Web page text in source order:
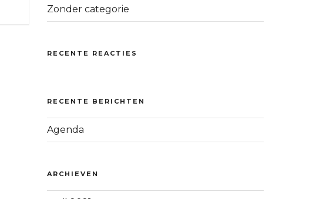
Zonder categorie
RECENTE REACTIES
RECENTE BERICHTEN
Agenda
ARCHIEVEN